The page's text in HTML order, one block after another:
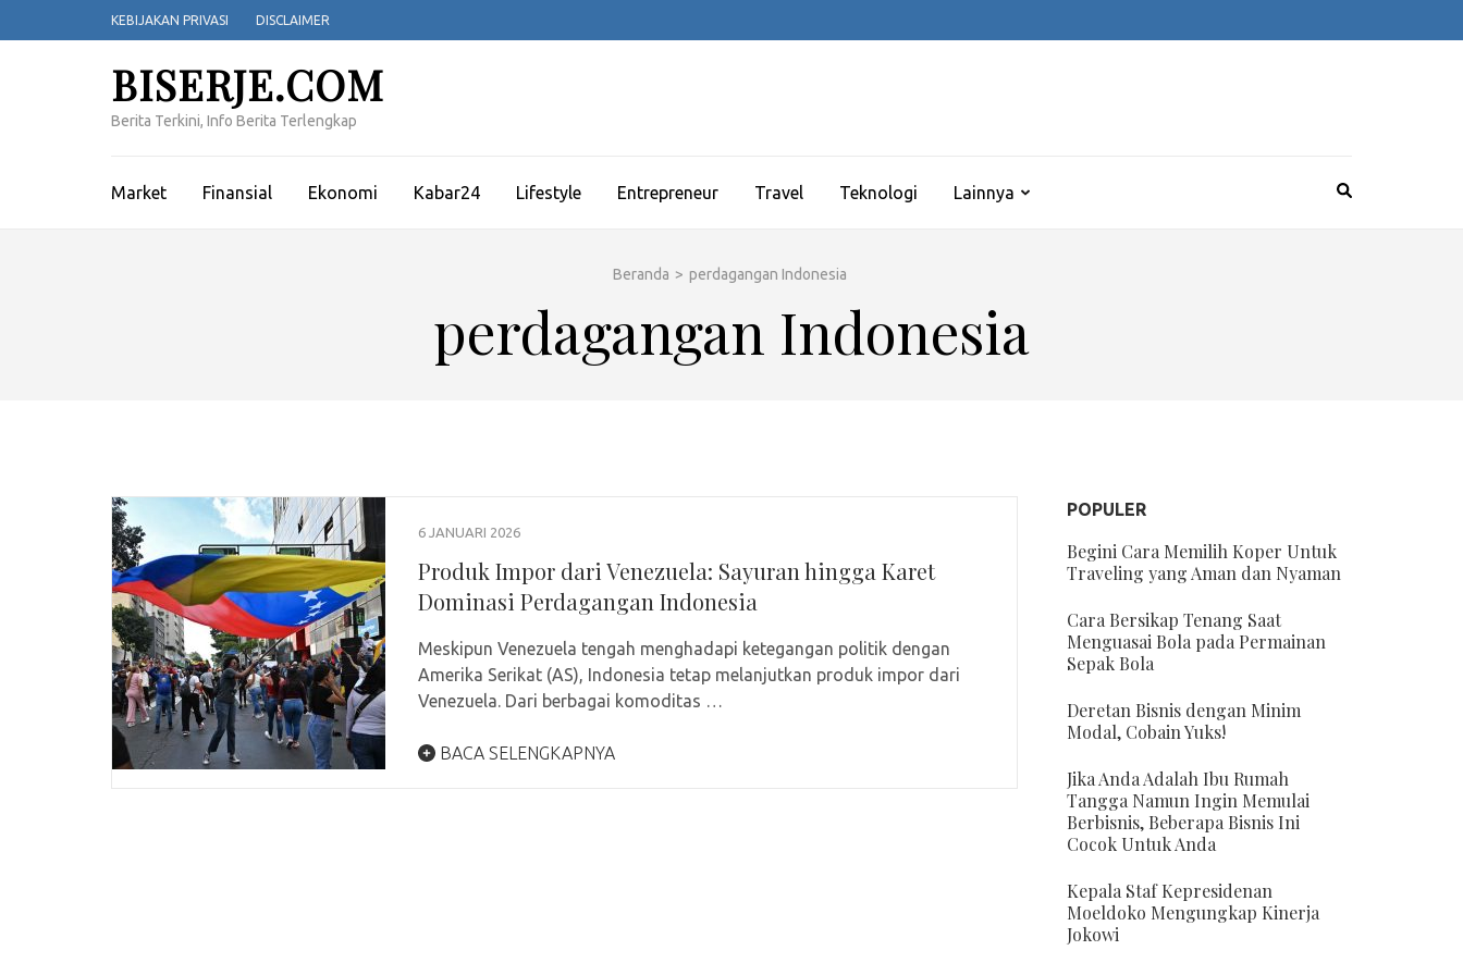
ke
KEBIJAKAN PRIVASI DISCLAIMER
BISERJE.COM
Berita Terkini, Info Berita Terlengkap
Market Finansial Ekonomi Kabar24 Lifestyle Entrepreneur Travel Teknologi Lainnya
Beranda > perdagangan Indonesia
perdagangan Indonesia
6 JANUARI 2026
Produk Impor dari Venezuela: Sayuran hingga Karet
Dominasi Perdagangan Indonesia
Meskipun Venezuela tengah menghadapi ketegangan politik dengan
Amerika Serikat (AS), Indonesia tetap melanjutkan produk impor dari
Venezuela. Dari berbagai komoditas …
BACA SELENGKAPNYA
POPULER
Begini Cara Memilih Koper Untuk
Traveling yang Aman dan Nyaman
Cara Bersikap Tenang Saat
Menguasai Bola pada Permainan
Sepak Bola
Deretan Bisnis dengan Minim
Modal, Cobain Yuks!
Jika Anda Adalah Ibu Rumah
Tangga Namun Ingin Memulai
Berbisnis, Beberapa Bisnis Ini
Cocok Untuk Anda
Kepala Staf Kepresidenan
Moeldoko Mengungkap Kinerja
Jokowi